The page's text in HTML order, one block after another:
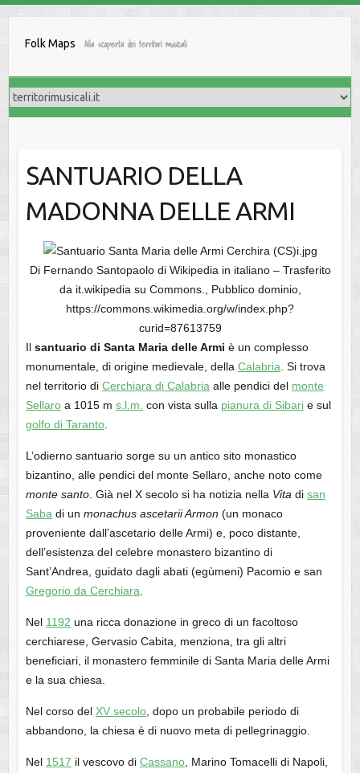
Folk Maps Alla scoperta dei territori musicali
SANTUARIO DELLA
MADONNA DELLE ARMI
Di Fernando Santopaolo di Wikipedia in italiano – Trasferito
da it.wikipedia su Commons., Pubblico dominio,
https://commons.wikimedia.org/w/index.php?
curid=87613759
Il santuario di Santa Maria delle Armi è un complesso
monumentale, di origine medievale, della Calabria . Si trova
nel territorio di Cerchiara di Calabria alle pendici del monte
Sellaroa 1015 m s.l.m. con vista sulla pianura di Sibarie sul
golfo di Taranto.
L’odierno santuario sorge su un antico sito monastico
bizantino, alle pendici del monte Sellaro, anche noto come
monte santo. Già nel X secolo si ha notizia nella Vita di san
Saba di un monachus ascetarii Armon (un monaco
proveniente dall’ascetario delle Armi) e, poco distante,
dell’esistenza del celebre monastero bizantino di
Sant’Andrea, guidato dagli abati (egùmeni) Pacomio e san
Gregorio da Cerchiara
Nel 1192 una ricca donazione in greco di un facoltoso
cerchiarese, Gervasio Cabita, menziona, tra gli altri
beneficiari, il monastero femminile di Santa Maria delle Armi
e la sua chiesa.
Nel corso del XV secolo, dopo un probabile periodo di
abbandono, la chiesa è di nuovo meta di pellegrinaggio.
Nel 1517 il vescovo di Cassano, Marino Tomacelli di Napoli,